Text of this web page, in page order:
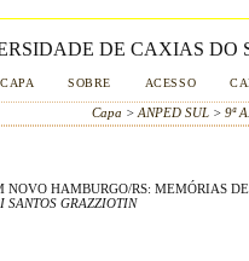
DE CAXIAS DO
CAPA SOBRE ACESSO
Capa > ANPED SUL> 9ª
NOVO HAMBURGO/RS: MEMÓRIAS
SANTOS GRAZZIOTIN